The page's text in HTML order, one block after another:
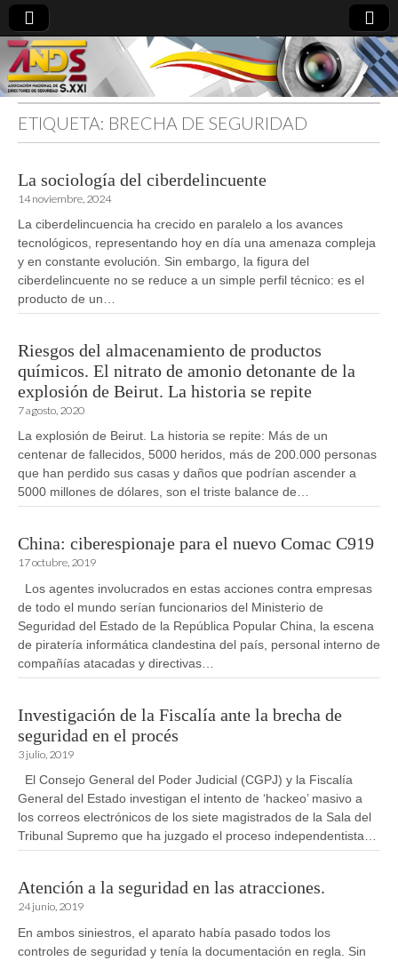
directoresdeseguridad.es
ETIQUETA: BRECHA DE SEGURIDAD
La sociología del ciberdelincuente
14 noviembre, 2024
La ciberdelincuencia ha crecido en paralelo a los avances
tecnológicos, representando hoy en día una amenaza compleja
y en constante evolución. Sin embargo, la figura del
ciberdelincuente no se reduce a un simple perfil técnico: es el
producto de un…
Riesgos del almacenamiento de productos
químicos. El nitrato de amonio detonante de la
explosión de Beirut. La historia se repite
7 agosto, 2020
La explosión de Beirut. La historia se repite: Más de un
centenar de fallecidos, 5000 heridos, más de 200.000 personas
que han perdido sus casas y daños que podrían ascender a
5000 millones de dólares, son el triste balance de…
China: ciberespionaje para el nuevo Comac C919
17 octubre, 2019
Los agentes involucrados en estas acciones contra empresas
de todo el mundo serían funcionarios del Ministerio de
Seguridad del Estado de la República Popular China, la escena
de piratería informática clandestina del país, personal interno de
compañías atacadas y directivas…
Investigación de la Fiscalía ante la brecha de
seguridad en el procés
3 julio, 2019
El Consejo General del Poder Judicial (CGPJ) y la Fiscalía
General del Estado investigan el intento de ‘hackeo’ masivo a
los correos electrónicos de los siete magistrados de la Sala del
Tribunal Supremo que ha juzgado el proceso independentista…
Atención a la seguridad en las atracciones.
24 junio, 2019
En ambos siniestros, el aparato había pasado todos los
controles de seguridad y tenía la documentación en regla. Sin